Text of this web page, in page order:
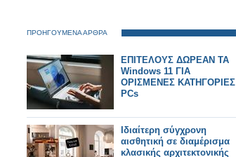
ΠΡΟΗΓΟΥΜΕΝΑ ΑΡΘΡΑ
ΕΠΙΤΕΛΟΥΣ ΔΩΡΕΑΝ ΤΑ
Windows 11 ΓΙΑ
ΟΡΙΣΜΕΝΕΣ ΚΑΤΗΓΟΡΙΕΣ
PCs
Ιδιαίτερη σύγχρονη
αισθητική σε διαμέρισμα
κλασικής αρχιτεκτονικής